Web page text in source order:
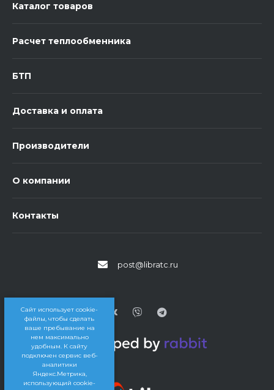
Сайт использует cookie-
файлы, чтобы сделать
ваше пребывание на
нем максимально
удобным. К cайту
подключен сервис веб-
аналитики
Яндекс.Метрика,
использующий cookie-
Каталог товаров
Расчет теплообменника
БТП
Доставка и оплата
Производители
О компании
Контакты
post@libratc.ru